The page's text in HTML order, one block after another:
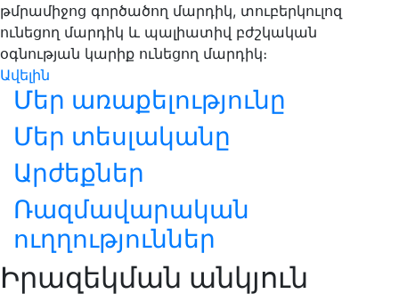
թմրամիջոց գործածող մարդիկ, տուբերկուլոզ
ունեցող մարդիկ և պալիատիվ բժշկական
օգնության կարիք ունեցող մարդիկ։
Ավելին
Մեր առաքելությունը
Մեր տեսլականը
Արժեքներ
Ռազմավարական
ուղղություններ
Իրազեկման անկյուն